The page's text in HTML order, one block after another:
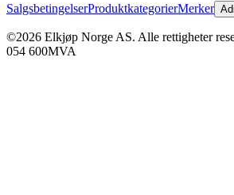
SalgsbetingelserProduktkategorierMerker
©2026 Elkjøp Norge AS. Alle rettigheter
054 600MVA